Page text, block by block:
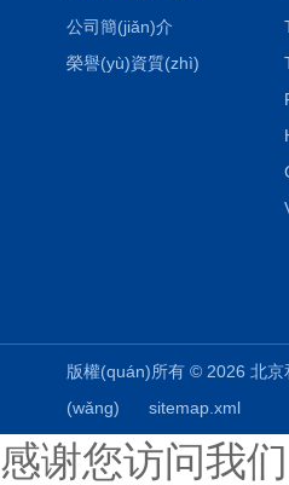
公司簡(jiǎn)介
榮譽(yù)資質(zhì)
版權(quán)所有 © 2026 北
(wǎng)
sitemap.xml
感谢您访问我